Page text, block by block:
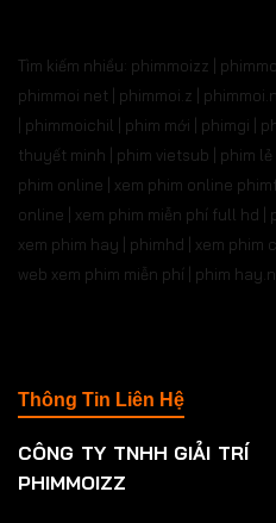
Tìm kiếm nhiều: phimmoizz |
phimmoi net | phimmoi.z |
| phimmoichil | phim mới | phimgi |
thuyết minh | phim vietsub | phim
phim online | xem phim online
online | xem phim miễn phí full hd |
xem phim hay | phimhd | xem phim
web xem phim miễn phí | phim
Thông Tin Liên Hệ
CÔNG TY TNHH GIẢI TRÍ
PHIMMOIZZ